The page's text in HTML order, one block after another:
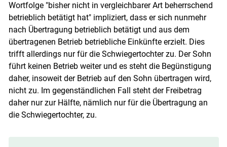
Wortfolge "bisher nicht in vergleichbarer Art beherrschend
betrieblich betätigt hat" impliziert, dass er sich nunmehr
nach Übertragung betrieblich betätigt und aus dem
übertragenen Betrieb betriebliche Einkünfte erzielt. Dies
trifft allerdings nur für die Schwiegertochter zu. Der Sohn
führt keinen Betrieb weiter und es steht die Begünstigung
daher, insoweit der Betrieb auf den Sohn übertragen wird,
nicht zu. Im gegenständlichen Fall steht der Freibetrag
daher nur zur Hälfte, nämlich nur für die Übertragung an
die Schwiegertochter, zu.